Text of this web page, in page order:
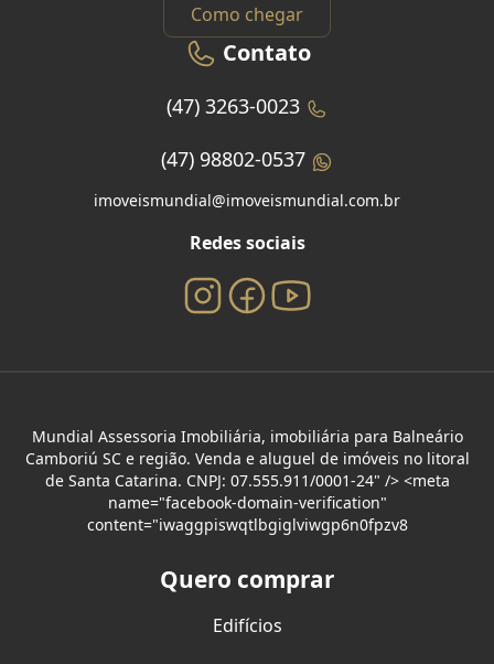
Como chegar
Contato
(47) 3263-0023
(47) 98802-0537
imoveismundial@imoveismundial.com.br
Redes sociais
Mundial Assessoria Imobiliária, imobiliária para Balneário
Camboriú SC e região. Venda e aluguel de imóveis no litoral
de Santa Catarina. CNPJ: 07.555.911/0001-24" /> <meta
name="facebook-domain-verification"
content="iwaggpiswqtlbgiglviwgp6n0fpzv8
Quero comprar
Edifícios